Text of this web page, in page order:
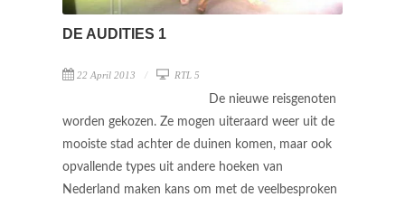
DE AUDITIES 1
22 April 2013 RTL 5
De nieuwe reisgenoten
worden gekozen. Ze mogen uiteraard weer uit de
mooiste stad achter de duinen komen, maar ook
opvallende types uit andere hoeken van
Nederland maken kans om met de veelbesproken